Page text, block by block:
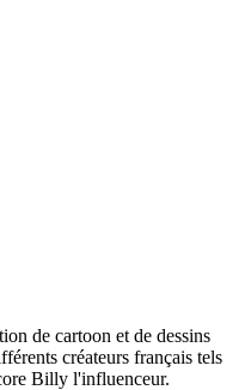
de cartoon et de dessins
créateurs français tels
Billy l'influenceur.